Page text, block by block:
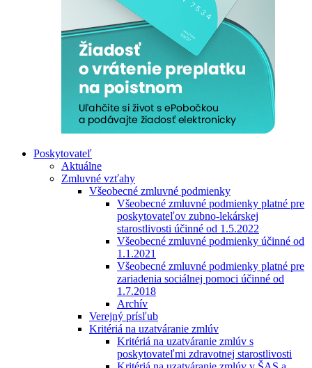
Poskytovateľ
Aktuálne
Zmluvné vzťahy
Všeobecné zmluvné podmienky
Všeobecné zmluvné podmienky platné pre
poskytovateľov zubno-lekárskej
starostlivosti účinné od 1.5.2022
Všeobecné zmluvné podmienky účinné od
1.1.2021
Všeobecné zmluvné podmienky platné pre
zariadenia sociálnej pomoci účinné od
1.7.2018
Archív
Verejný prísľub
Kritériá na uzatváranie zmlúv
Kritériá na uzatváranie zmlúv s
poskytovateľmi zdravotnej starostlivosti